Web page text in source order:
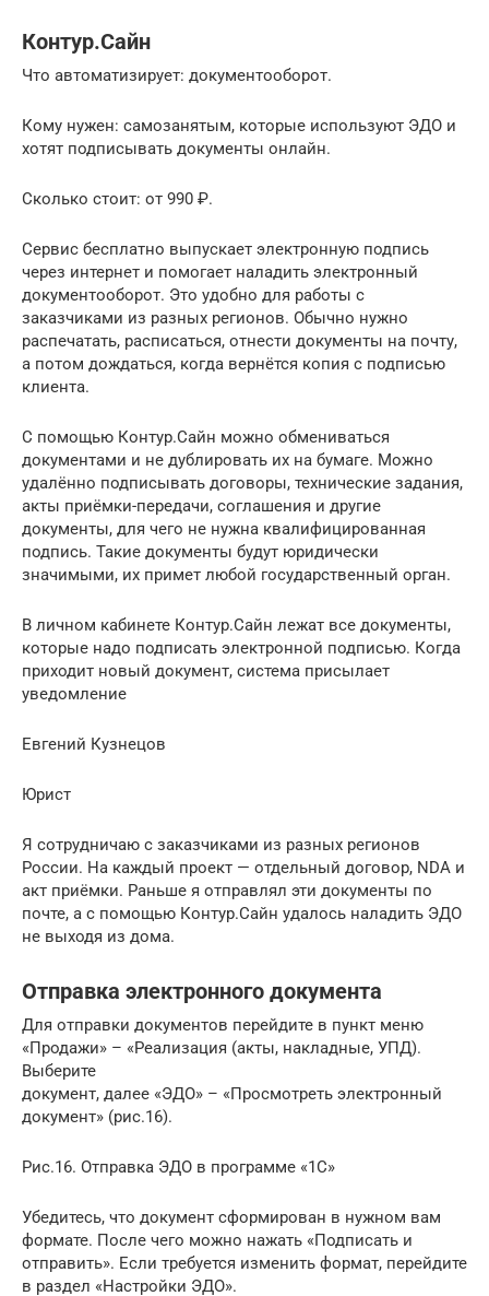
Контур.Сайн
Что автоматизирует: документооборот.
Кому нужен: самозанятым, которые используют ЭДО и
хотят подписывать документы онлайн.
Сколько стоит: от 990 ₽.
Сервис бесплатно выпускает электронную подпись
через интернет и помогает наладить электронный
документооборот. Это удобно для работы с
заказчиками из разных регионов. Обычно нужно
распечатать, расписаться, отнести документы на почту,
а потом дождаться, когда вернётся копия с подписью
клиента.
С помощью Контур.Сайн можно обмениваться
документами и не дублировать их на бумаге. Можно
удалённо подписывать договоры, технические задания,
акты приёмки-передачи, соглашения и другие
документы, для чего не нужна квалифицированная
подпись. Такие документы будут юридически
значимыми, их примет любой государственный орган.
В личном кабинете Контур.Сайн лежат все документы,
которые надо подписать электронной подписью. Когда
приходит новый документ, система присылает
уведомление
Евгений Кузнецов
Юрист
Я сотрудничаю с заказчиками из разных регионов
России. На каждый проект — отдельный договор, NDA и
акт приёмки. Раньше я отправлял эти документы по
почте, а с помощью Контур.Сайн удалось наладить ЭДО
не выходя из дома.
Отправка электронного документа
Для отправки документов перейдите в пункт меню
«Продажи» – «Реализация (акты, накладные, УПД).
Выберите
документ, далее «ЭДО» – «Просмотреть электронный
документ» (рис.16).
Рис.16. Отправка ЭДО в программе «1С»
Убедитесь, что документ сформирован в нужном вам
формате. После чего можно нажать «Подписать и
отправить». Если требуется изменить формат, перейдите
в раздел «Настройки ЭДО».